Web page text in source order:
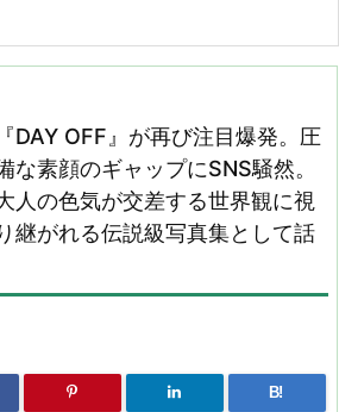
DAY OFF』が再び注目爆発。圧
な素顔のギャップにSNS騒然。
人の色気が交差する世界観に視
継がれる伝説級写真集として話
B!